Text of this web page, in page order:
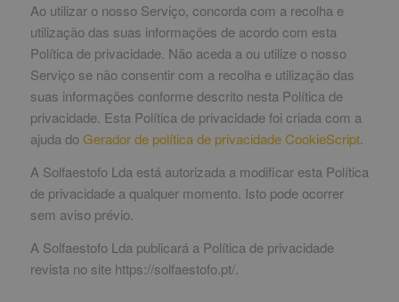
Ao utilizar o nosso Serviço, concorda com a recolha e
utilização das suas informações de acordo com esta
Política de privacidade. Não aceda a ou utilize o nosso
Serviço se não consentir com a recolha e utilização das
suas informações conforme descrito nesta Política de
privacidade. Esta Política de privacidade foi criada com a
ajuda doGerador de política de privacidade CookieScript.
A Solfaestofo Lda está autorizada a modificar esta Política
de privacidade a qualquer momento. Isto pode ocorrer
sem aviso prévio.
A Solfaestofo Lda publicará a Política de privacidade
revista no site https://solfaestofo.pt/.